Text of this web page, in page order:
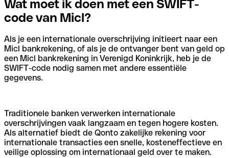
Wat moet ik doen met een SWIFT-
code van Micl?
Als je een internationale overschrijving initieert naar een
Micl bankrekening, of als je de ontvanger bent van geld op
een Micl bankrekening in Verenigd Koninkrijk, heb je de
SWIFT-code nodig samen met andere essentiële
gegevens.
Traditionele banken verwerken internationale
overschrijvingen vaak langzaam en tegen hogere kosten.
Als alternatief biedt de Qonto zakelijke rekening voor
internationale transacties een snelle, kosteneffectieve en
veilige oplossing om internationaal geld over te maken.